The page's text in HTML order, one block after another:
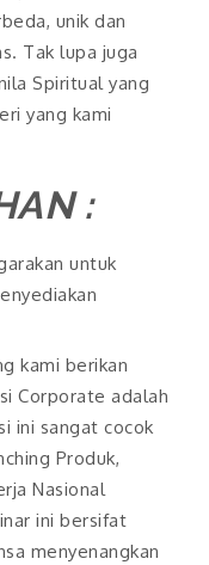
unik dan
Tak lupa juga
Spiritual yang
yang kami
:
untuk
kami berikan
Corporate adalah
ini sangat cocok
Produk,
Nasional
ini bersifat
menyenangkan